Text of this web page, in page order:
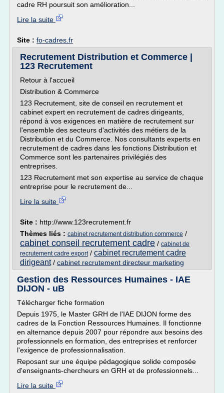
cadre RH poursuit son amélioration...
Lire la suite
Site : fo-cadres.fr
Recrutement Distribution et Commerce |
123 Recrutement
Retour à l'accueil
Distribution & Commerce
123 Recrutement, site de conseil en recrutement et
cabinet expert en recrutement de cadres dirigeants,
répond à vos exigences en matière de recrutement sur
l'ensemble des secteurs d'activités des métiers de la
Distribution et du Commerce. Nos consultants experts en
recrutement de cadres dans les fonctions Distribution et
Commerce sont les partenaires privilégiés des
entreprises.
123 Recrutement met son expertise au service de chaque
entreprise pour le recrutement de...
Lire la suite
Site : http://www.123recrutement.fr
Thèmes liés : cabinet recrutement distribution commerce /
cabinet conseil recrutement cadre / cabinet de
recrutement cadre export/ cabinet recrutement cadre
dirigeant/ cabinet recrutement directeur marketing
Gestion des Ressources Humaines - IAE
DIJON - uB
Télécharger fiche formation
Depuis 1975, le Master GRH de l'IAE DIJON forme des
cadres de la Fonction Ressources Humaines. Il fonctionne
en alternance depuis 2007 pour répondre aux besoins des
professionnels en formation, des entreprises et renforcer
l'exigence de professionnalisation.
Reposant sur une équipe pédagogique solide composée
d'enseignants-chercheurs en GRH et de professionnels...
Lire la suite